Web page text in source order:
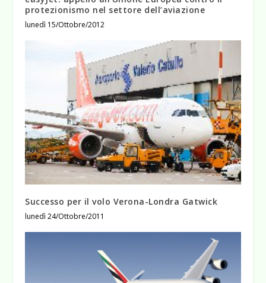
protezionismo nel settore dell’aviazione
lunedì 15/Ottobre/2012
Successo per il volo Verona-Londra Gatwick
lunedì 24/Ottobre/2011